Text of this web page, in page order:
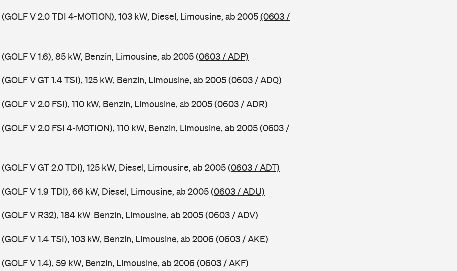
(GOLF V 2.0 TDI 4-MOTION), 103 kW, Diesel, Limousine, ab 2005(0603 /
(GOLF V 1.6), 85 kW, Benzin, Limousine, ab 2005(0603 / ADP)
(GOLF V GT 1.4 TSI), 125 kW, Benzin, Limousine, ab 2005(0603 / ADQ)
(GOLF V 2.0 FSI), 110 kW, Benzin, Limousine, ab 2005(0603 / ADR)
(GOLF V 2.0 FSI 4-MOTION), 110 kW, Benzin, Limousine, ab 2005(0603 /
(GOLF V GT 2.0 TDI), 125 kW, Diesel, Limousine, ab 2005(0603 / ADT)
(GOLF V 1.9 TDI), 66 kW, Diesel, Limousine, ab 2005(0603 / ADU)
(GOLF V R32), 184 kW, Benzin, Limousine, ab 2005(0603 / ADV)
(GOLF V 1.4 TSI), 103 kW, Benzin, Limousine, ab 2006 (0603 / AKE)
(GOLF V 1.4), 59 kW, Benzin, Limousine, ab 2006 (0603 / AKF)